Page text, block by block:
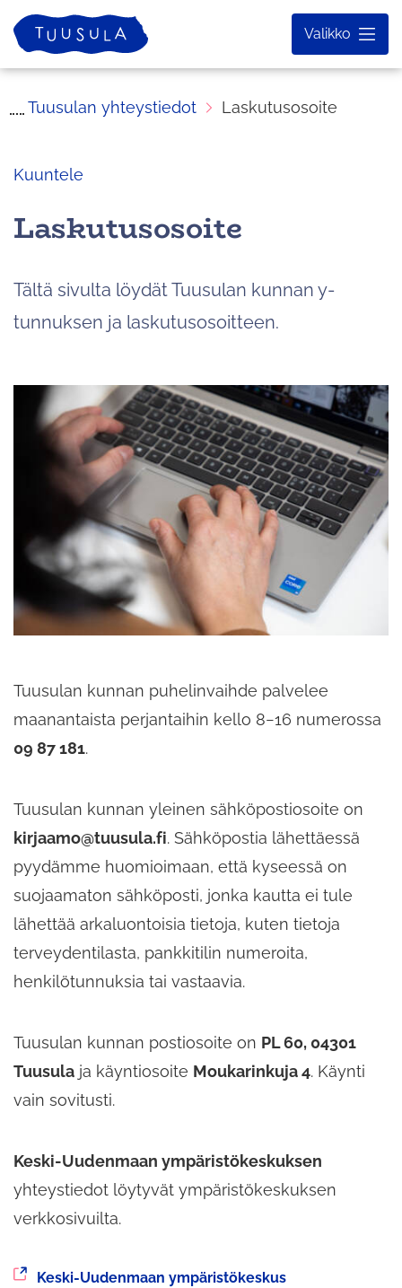
Siirry
sisältöön
Etusivu
Valikko
Tuusulan yhteystiedot Laskutusosoite
Kuuntele
Laskutusosoite
Tältä sivulta löydät Tuusulan kunnan y-
tunnuksen ja laskutusosoitteen.
Tuusulan kunnan puhelinvaihde palvelee
maanantaista perjantaihin kello 8−16 numerossa
09 87 181.
Tuusulan kunnan yleinen sähköpostiosoite on
kirjaamo@tuusula.fi. Sähköpostia lähettäessä
pyydämme huomioimaan, että kyseessä on
suojaamaton sähköposti, jonka kautta ei tule
lähettää arkaluontoisia tietoja, kuten tietoja
terveydentilasta, pankkitilin numeroita,
henkilötunnuksia tai vastaavia.
Tuusulan kunnan postiosoite on PL 60, 04301
Tuusula ja käyntiosoite Moukarinkuja 4. Käynti
vain sovitusti.
Keski-Uudenmaan ympäristökeskuksen
yhteystiedot löytyvät ympäristökeskuksen
verkkosivuilta.
SiirrytKeski-Uudenmaan ympäristökeskus